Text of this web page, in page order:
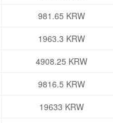
981.65 KRW
1963.3 KRW
4908.25 KRW
9816.5 KRW
19633 KRW